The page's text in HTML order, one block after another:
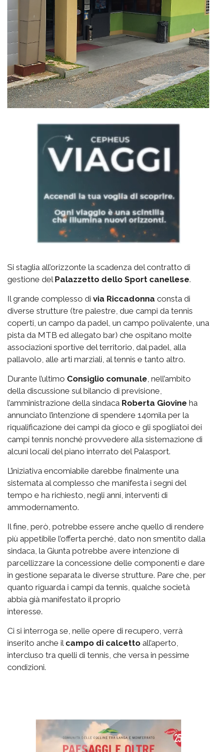
Si staglia all’orizzonte la scadenza del contratto di
gestione del Palazzetto dello Sport canellese.
Il grande complesso di via Riccadonna consta di
diverse strutture (tre palestre, due campi da tennis
coperti, un campo da padel, un campo polivalente, una
pista da MTB ed allegato bar) che ospitano molte
associazioni sportive del territorio, dal padel, alla
pallavolo, alle arti marziali, al tennis e tanto altro.
Durante l’ultimo Consiglio comunale, nell’ambito
della discussione sul bilancio di previsione,
l’amministrazione della sindaca Roberta Giovine ha
annunciato l’intenzione di spendere 140mila per la
riqualificazione dei campi da gioco e gli spogliatoi dei
campi tennis nonché provvedere alla sistemazione di
alcuni locali del piano interrato del Palasport.
L’iniziativa encomiabile darebbe finalmente una
sistemata al complesso che manifesta i segni del
tempo e ha richiesto, negli anni, interventi di
ammodernamento.
Il fine, però, potrebbe essere anche quello di rendere
più appetibile l’offerta perché, dato non smentito dalla
sindaca, la Giunta potrebbe avere intenzione di
parcellizzare la concessione delle componenti e dare
in gestione separata le diverse strutture. Pare che, per
quanto riguarda i campi da tennis, qualche società
abbia già manifestato il proprio
interesse.
Ci si interroga se, nelle opere di recupero, verrà
inserito anche il campo di calcetto all’aperto,
intercluso tra quelli di tennis, che versa in pessime
condizioni.